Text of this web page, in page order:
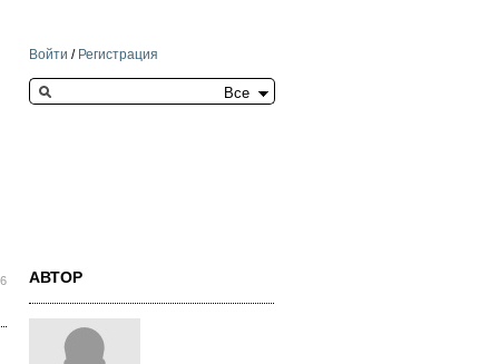
Войти / Регистрация
Search this site
АВТОР